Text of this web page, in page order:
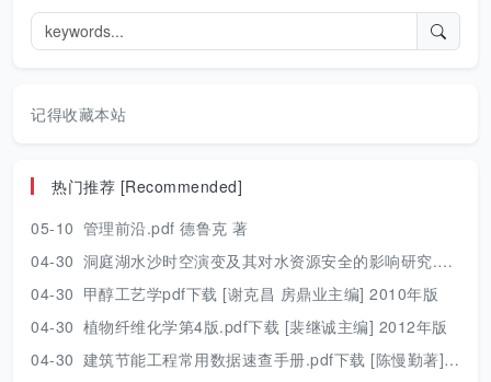
记得收藏本站
热门推荐 [Recommended]
05-10 管理前沿.pdf 德鲁克 著
04-30 洞庭湖水沙时空演变及其对水资源安全的影响研究.pdf 胡光伟 著 2017年版
04-30 甲醇工艺学pdf下载 [谢克昌 房鼎业主编] 2010年版
04-30 植物纤维化学第4版.pdf下载 [裴继诚主编] 2012年版
04-30 建筑节能工程常用数据速查手册.pdf下载 [陈慢勤著] 2010年版